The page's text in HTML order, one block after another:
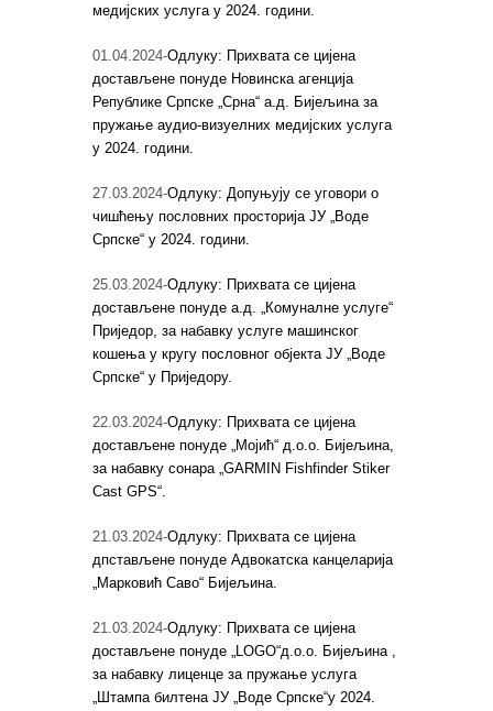
медијских услуга у 2024. години.
01.04.2024-Одлуку: Прихвата се цијена
достављене понуде Новинска агенција
Републике Српске „Срна“ а.д. Бијељина за
пружање аудио-визуелних медијских услуга
у 2024. години.
27.03.2024-Одлуку: Допуњују се уговори о
чишћењу пословних просторија ЈУ „Воде
Српске“ у 2024. години.
25.03.2024-Одлуку: Прихвата се цијена
достављене понуде а.д. „Комуналне услуге“
Приједор, за набавку услуге машинског
кошења у кругу пословног објекта ЈУ „Воде
Српске“ у Приједору.
22.03.2024-Одлуку: Прихвата се цијена
достављене понуде „Мојић“ д.о.о. Бијељина,
за набавку сонара „GARMIN Fishfinder Stiker
Cast GPS“.
21.03.2024-Одлуку: Прихвата се цијена
дпстављене понуде Адвокатска канцеларија
„Марковић Саво“ Бијељина.
21.03.2024-Одлуку: Прихвата се цијена
достављене понуде „LOGO“д.о.о. Бијељина ,
за набавку лиценце за пружање услуга
„Штампа билтена ЈУ „Воде Српске“у 2024.